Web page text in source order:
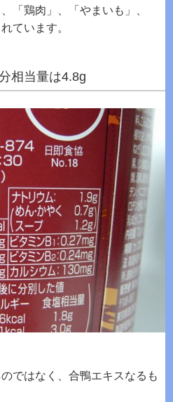
「鶏肉」、「やまいも」、
ています。
相当量は4.8g
ではなく、合鴨エキスなるも